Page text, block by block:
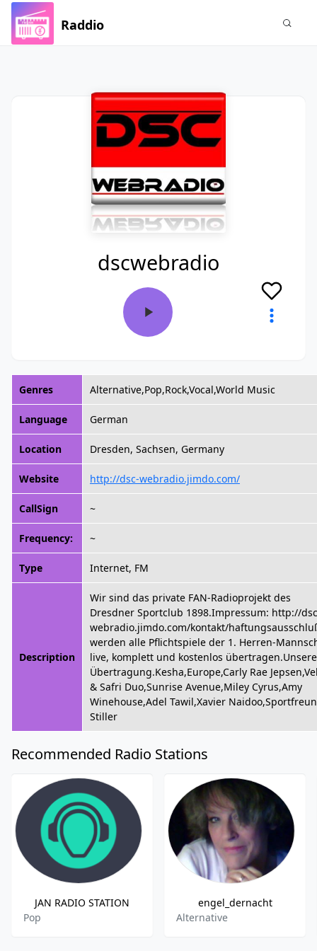
Raddio
dscwebradio
Genres Alternative,Pop,Rock,Vocal,World Music
Language German
Location Dresden, Sachsen, Germany
Website http://dsc-webradio.jimdo.com/
CallSign ~
Frequency: ~
Type Internet, FM
Description
Wir sind das private FAN-Radioprojekt des
Dresdner Sportclub 1898.Impressum: http://
webradio.jimdo.com/kontakt/
werden alle Pflichtspiele der 1. Herren-
live, komplett und kostenlos übertragen.Unsere
Übertragung.Kesha,Europe,Carly Rae
& Safri Duo,Sunrise Avenue,Miley Cyrus,Amy
Winehouse,Adel Tawil,Xavier
Stiller
Recommended Radio Stations
JAN RADIO STATION
Pop
engel_dernacht
Alternative